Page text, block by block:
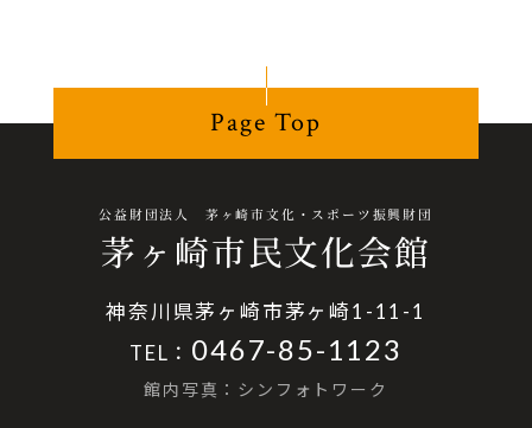
Page Top
公益財団法人 茅ヶ崎市文化・スポーツ振興財団
茅ヶ崎市民文化会館
神奈川県茅ヶ崎市茅ヶ崎1-11-1
TEL： 0467-85-1123
館内写真：シンフォトワーク